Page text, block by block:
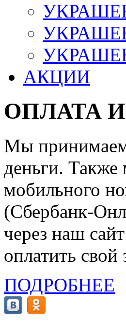
АКЦИИ
ОПЛАТА
Мы принимаем
деньги. Также
мобильного
(Сбербанк-
через наш
оплатить свой
ПОДРОБНЕЕ